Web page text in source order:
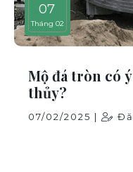
07
Tháng 02
Mộ đá tròn có
thủy?
07/02/2025 |